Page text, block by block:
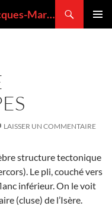
VOLCANMANIA : le blog de Jacques-Marie BARDINTZEFF, volcanologue
LAISSER UN COMMENTAIRE
structure tectonique
Le pli, couché vers
inférieur. On le voit
(cluse) de l’Isère.